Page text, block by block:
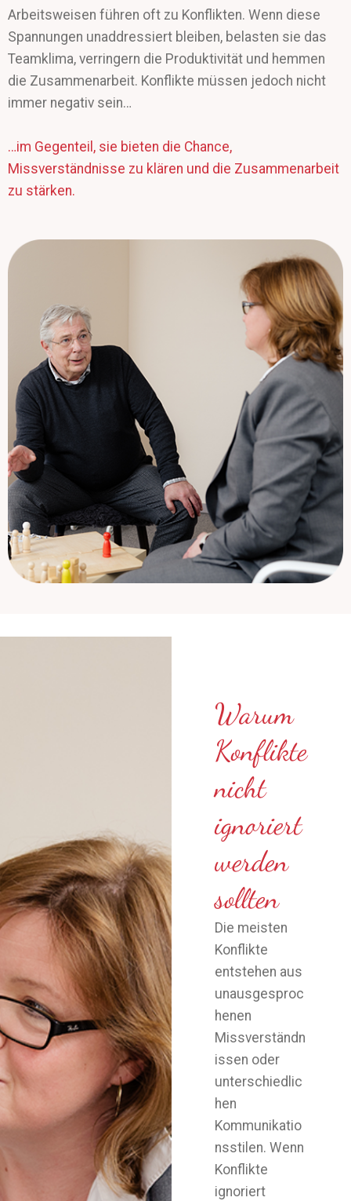
Arbeitsweisen führen oft zu Konflikten. Wenn diese
Spannungen unaddressiert bleiben, belasten sie das
Teamklima, verringern die Produktivität und hemmen
die Zusammenarbeit. Konflikte müssen jedoch nicht
immer negativ sein…
…im Gegenteil, sie bieten die Chance,
Missverständnisse zu klären und die Zusammenarbeit
zu stärken.
Warum
Konflikte
nicht
ignoriert
werden
sollten
Die meisten
Konflikte
entstehen aus
unausgesproc
henen
Missverständn
issen oder
unterschiedlic
hen
Kommunikatio
nsstilen. Wenn
Konflikte
ignoriert